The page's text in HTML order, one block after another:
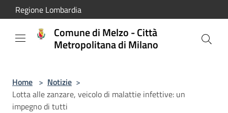
Salta al contenuto principale
Regione Lombardia
Comune di Melzo - Città
Metropolitana di Milano
Home > Notizie >
Lotta alle zanzare, veicolo di malattie infettive: un
impegno di tutti